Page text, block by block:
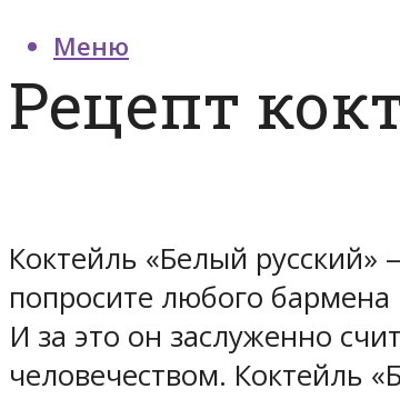
Меню
Рецепт
Коктейль «Белый
попросите любого
И за это он заслуженно
человечеством. Коктейль